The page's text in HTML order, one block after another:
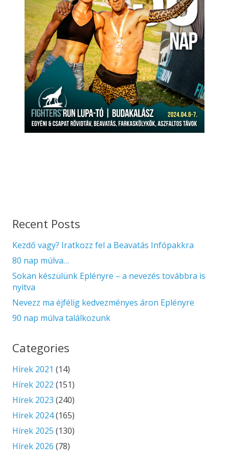
Recent Posts
Kezdő vagy? Iratkozz fel a Beavatás Infópakkra
80 nap múlva…
Sokan készülünk Eplényre – a nevezés továbbra is
nyitva
Nevezz ma éjfélig kedvezményes áron Eplényre
90 nap múlva találkozunk
Categories
Hírek 2021 (14)
Hírek 2022 (151)
Hírek 2023 (240)
Hírek 2024(165)
Hírek 2025 (130)
Hírek 2026 (78)